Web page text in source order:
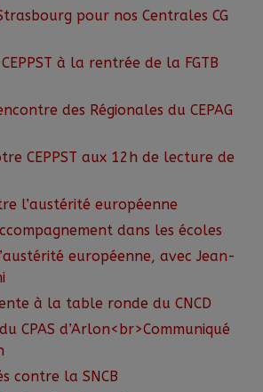
pour nos Centrales CG
à la rentrée de la FGTB
des Régionales du CEPAG
CEPPST aux 12h de lecture de
l’austérité européenne
dans les écoles
européenne, avec Jean-
à la table ronde du CNCD
CPAS d’Arlon<br>Communiqué
contre la SNCB